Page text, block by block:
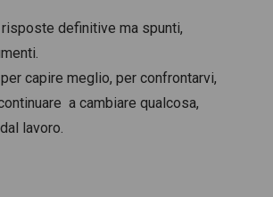
definitive ma spunti,
capire meglio, per confrontarvi,
a cambiare qualcosa,
lavoro.